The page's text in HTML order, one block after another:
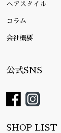
ヘアスタイル
コラム
会社概要
公式SNS
SHOP LIST